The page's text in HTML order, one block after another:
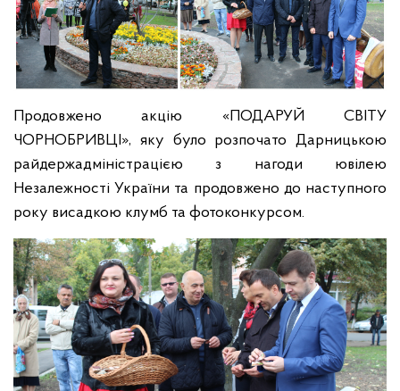
Продовжено акцію «ПОДАРУЙ СВІТУ
ЧОРНОБРИВЦІ», яку було розпочато Дарницькою
райдержадміністрацією з нагоди ювілею
Незалежності України та продовжено до наступного
року висадкою клумб та фотоконкурсом.